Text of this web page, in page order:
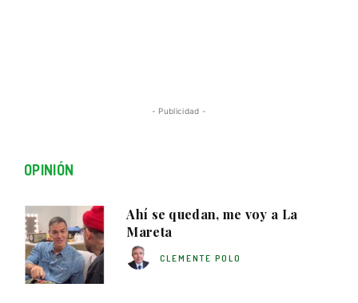
- Publicidad -
OPINIÓN
Ahí se quedan, me voy a La
Mareta
CLEMENTE POLO